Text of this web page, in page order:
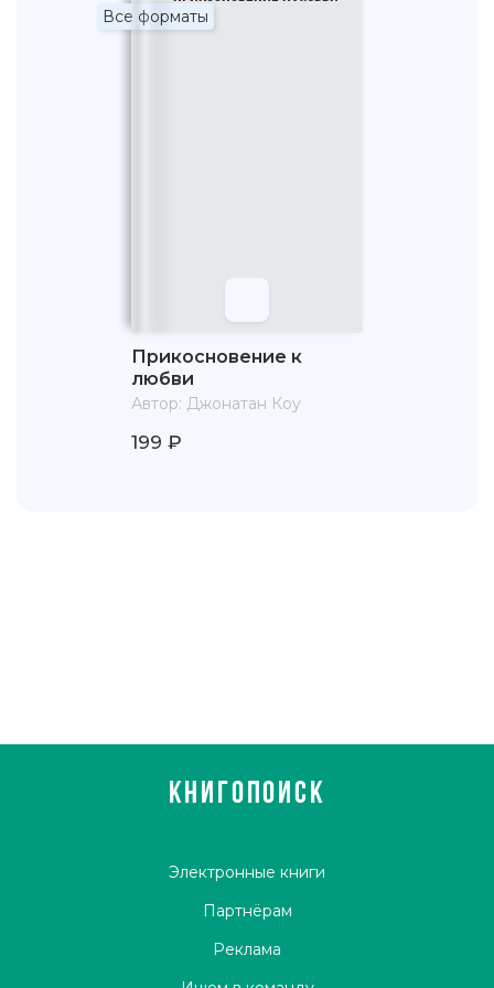
Все форматы
Прикосновение к
любви
Автор: Джонатан Коу
199 ₽
КНИГОПОИСК
Электронные книги
Партнёрам
Реклама